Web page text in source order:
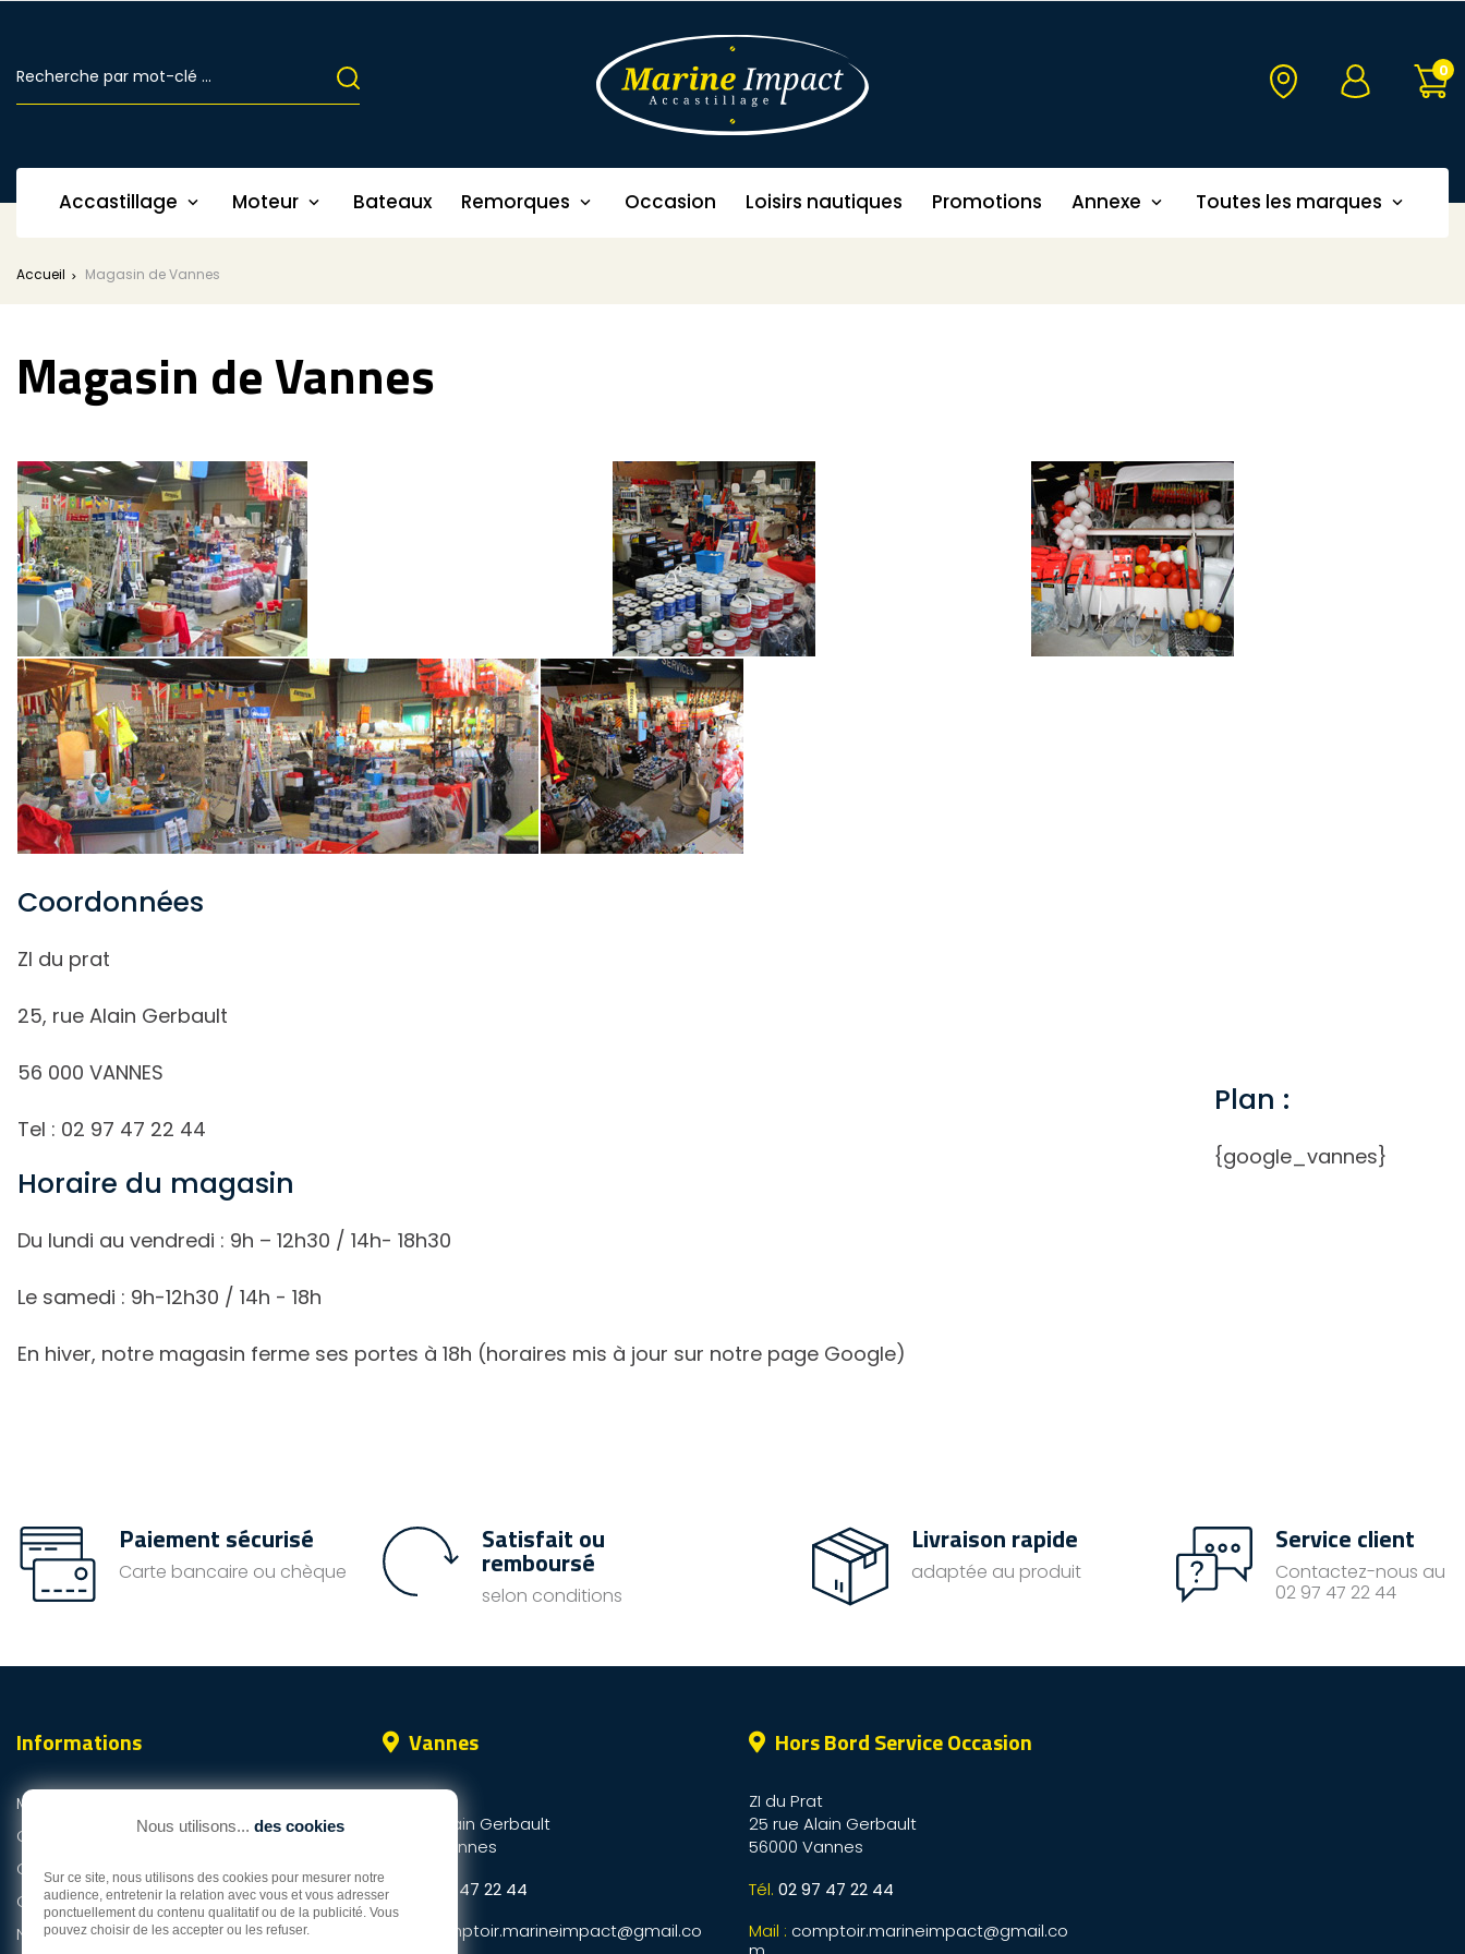
0
Accastillage  Moteur  Bateaux Remorques  Occasion Loisirs nautiques Promotions Annexe  Toutes les marques 
Accueil Magasin de Vannes
Magasin de Vannes
Coordonnées
ZI du prat
25, rue Alain Gerbault
56 000 VANNES
Tel : 02 97 47 22 44
Horaire du magasin
Du lundi au vendredi : 9h – 12h30 / 14h- 18h30
Le samedi : 9h-12h30 / 14h - 18h
En hiver, notre magasin ferme ses portes à 18h (horaires mis à jour sur notre page Google)
Plan :
{google_vannes}
Paiement sécurisé
Carte bancaire ou chèque
Satisfait ou
remboursé
selon conditions
Livraison rapide
adaptée au produit
Service client
Contactez-nous au
02 97 47 22 44
Informations
Mentions légales
Qui sommes-nous ?
Conditions de livraison
Conditions générales de vente
Nous contacter
Vannes
ZI du Prat
25 rue Alain Gerbault
56000 Vannes
Tél.
02 97 47 22 44
comptoir.marineimpact@gmail.co
Hors Bord Service Occasion
ZI du Prat
25 rue Alain Gerbault
56000 Vannes
Tél. 02 97 47 22 44
Mail : comptoir.marineimpact@gmail.co
Nous utilisons... des cookies
Sur ce site, nous utilisons des cookies pour mesurer notre
audience, entretenir la relation avec vous et vous adresser
ponctuellement du contenu qualitatif ou de la publicité. Vous
pouvez choisir de les accepter ou les refuser.